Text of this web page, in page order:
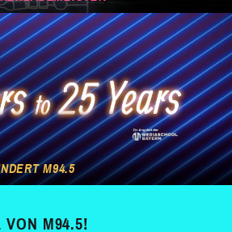
M94.5
VON M94.5!